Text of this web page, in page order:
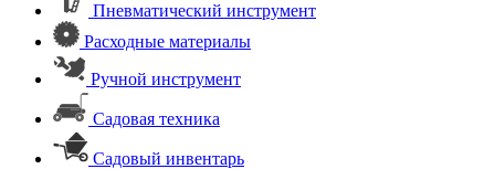
Пневматический инструмент
Расходные материалы
Ручной инструмент
Садовая техника
Садовый инвентарь